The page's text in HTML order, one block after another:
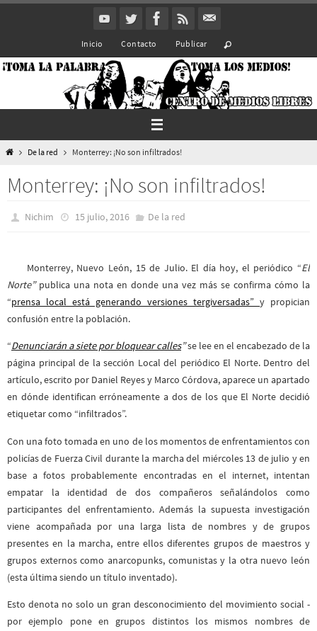
Inicio Contacto Publicar
InicioDe la red Monterrey: ¡No son infiltrados!
Monterrey: ¡No son infiltrados!
Nichim 15 julio, 2016 De la red
Monterrey, Nuevo León, 15 de Julio. El día hoy, el periódico “El
Norte” publica una nota en donde una vez más se confirma cómo la
“prensa local está generando versiones tergiversadas” y propician
confusión entre la población.
“Denunciarán a siete por bloquear calles”se lee en el encabezado de la
página principal de la sección Local del periódico El Norte. Dentro del
artículo, escrito por Daniel Reyes y Marco Córdova, aparece un apartado
en dónde identifican erróneamente a dos de los que El Norte decidió
etiquetar como “infiltrados”.
Con una foto tomada en uno de los momentos de enfrentamientos con
policías de Fuerza Civil durante la marcha del miércoles 13 de julio y en
base a fotos probablemente encontradas en el internet, intentan
empatar la identidad de dos compañeros señalándolos como
participantes del enfrentamiento. Además la supuesta investigación
viene acompañada por una larga lista de nombres y de grupos
presentes en la marcha, entre ellos diferentes grupos de maestros y
grupos externos como anarcopunks, comunistas y la otra nuevo león
(esta última siendo un título inventado).
Esto denota no solo un gran desconocimiento del movimiento social -
por ejemplo pone en grupos distintos los mismos nombres de